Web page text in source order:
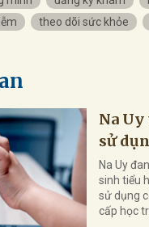
theo dõi sức khỏe
Na
sử
Na Uy
sinh tiểu
sử dụng
cấp học